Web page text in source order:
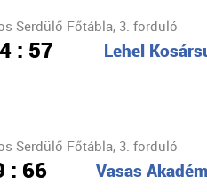
Serdülő Főtábla, 3. forduló
: 57 Lehel
Serdülő Főtábla, 3. forduló
: 66 Vasas